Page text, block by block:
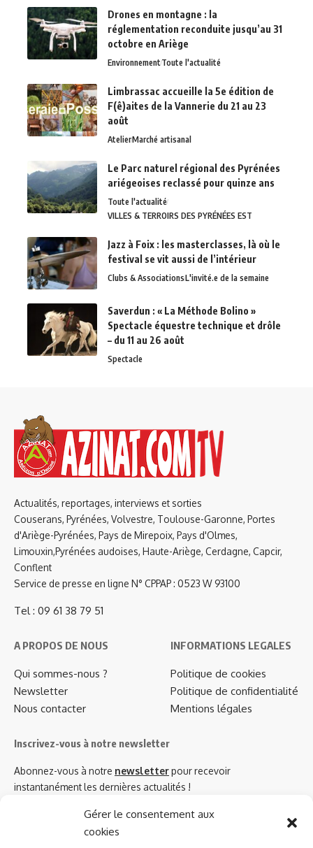
Gérer le consentement aux
cookies
Drones en montagne : la
réglementation reconduite jusqu’au 31
octobre en Ariège
EnvironnementToute l'actualité
Limbrassac accueille la 5e édition de
F(ê)aites de la Vannerie du 21 au 23
août
AtelierMarché artisanal
Le Parc naturel régional des Pyrénées
ariégeoises reclassé pour quinze ans
Toute l'actualité
VILLES & TERROIRS DES PYRÉNÉES EST
Jazz à Foix : les masterclasses, là où le
festival se vit aussi de l’intérieur
Clubs & AssociationsL'invité.e de la semaine
Saverdun : « La Méthode Bolino »
Spectacle équestre technique et drôle
– du 11 au 26 août
Spectacle
Actualités, reportages, interviews et sorties
Couserans, Pyrénées, Volvestre, Toulouse-Garonne, Portes
d'Ariège-Pyrénées, Pays de Mirepoix, Pays d'Olmes,
Limouxin,Pyrénées audoises, Haute-Ariège, Cerdagne, Capcir,
Conflent
Service de presse en ligne N° CPPAP : 0523 W 93100
Tel : 09 61 38 79 51
A PROPOS DE NOUS
Qui sommes-nous ?
Newsletter
Nous contacter
INFORMATIONS LEGALES
Politique de cookies
Politique de confidentialité
Mentions légales
Inscrivez-vous à notre newsletter
Abonnez-vous à notre newsletterpour recevoir
instantanément les dernières actualités !
Azinat.com TV soutient